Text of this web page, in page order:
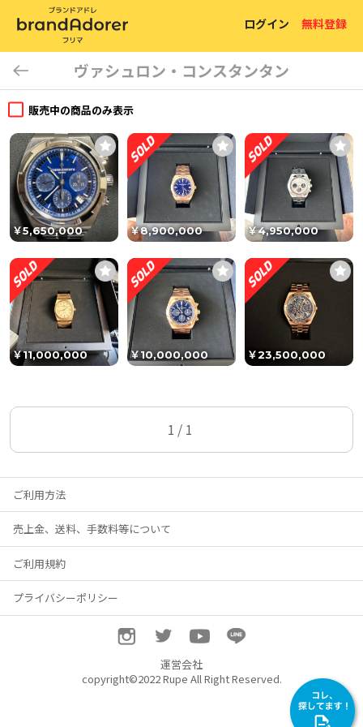
ログイン 無料登録
ヴァシュロン・コンスタンタン
販売中の商品のみ表示
￥5,650,000 ￥8,900,000 ￥4,950,000
￥11,000,000 ￥10,000,000 ￥23,500,000
1/1
ご利用方法
売上金、送料、手数料等について
ご利用規約
プライバシーポリシー
運営会社
copyright©2022 Rupe All Right Reserved.